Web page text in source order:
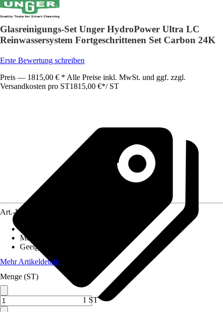
Glasreinigungs-Set Unger HydroPower Ultra LC
Reinwassersystem Fortgeschrittenen Set Carbon 24K
Erste Bewertung schreiben
Preis — 1815,00 € * Alle Preise inkl. MwSt. und ggf. zzgl.
Versandkosten pro ST1815,00 €*/ ST
Art.-Nr.
Material
Geeignet für
Mehr Artikeldetails
Menge (ST)
1 ST